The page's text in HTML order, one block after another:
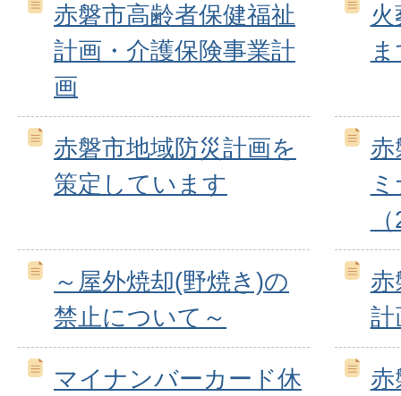
赤磐市高齢者保健福祉
計画・介護保険事業計
画
赤磐市地域防災計画を
策定しています
赤
～屋外焼却(野焼き)の
禁止について～
赤
計
マイナンバーカード休
赤